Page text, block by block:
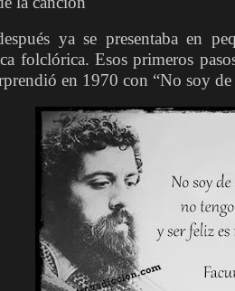
ya se presentaba en
folclórica. Esos primeros
en 1970 con “No soy